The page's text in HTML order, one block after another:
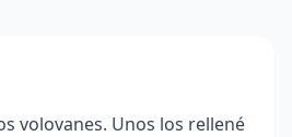
volovanes. Unos los rellené